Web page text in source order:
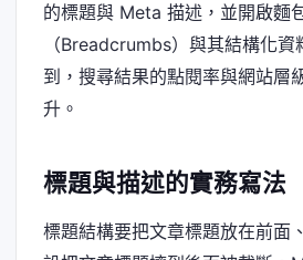
的標題與 Meta 描述，並開啟麵
（Breadcrumbs）與其結構化
到，搜尋結果的點閱率與網站層
升。
標題與描述的實務寫法
標題結構要把文章標題放在前面